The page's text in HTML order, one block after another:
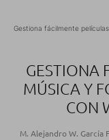
Gestiona fácilmente
GESTIONA
MÚSICA Y
CON
M. Alejandro W. García